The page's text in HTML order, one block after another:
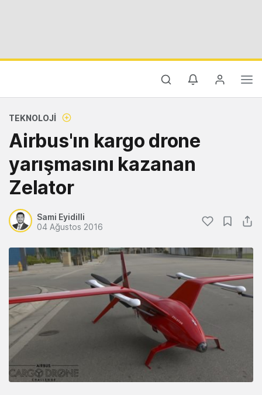
TEKNOLOJI
Airbus'ın kargo drone
yarışmasını kazanan
Zelator
Sami Eyidilli
04 Ağustos 2016